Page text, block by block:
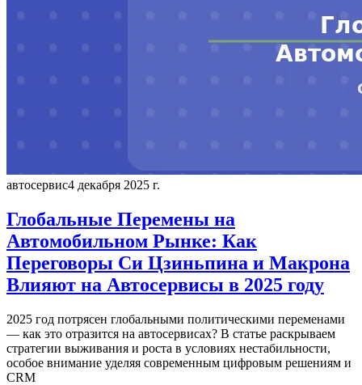
автосервис4 декабря 2025 г.
Глобальные Перемены на
Автомобильном Рынке: Как
Переговоры Си Цзиньпина и Макрона
Влияют на Автосервисы в 2025 году
2025 год потрясен глобальными политическими переменами
— как это отразится на автосервисах? В статье раскрываем
стратегии выживания и роста в условиях нестабильности,
особое внимание уделяя современным цифровым решениям и
CRM